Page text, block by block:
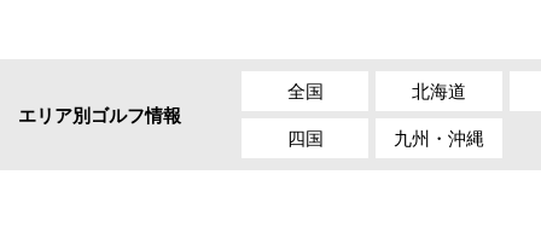
エリア別ゴルフ情報
全国 北海道
四国 九州・沖縄